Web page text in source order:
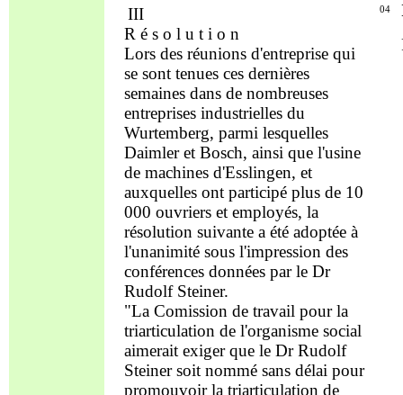
III
R é s o l u t i o n
Lors des réunions d'entreprise qui
se sont tenues ces dernières
semaines dans de nombreuses
entreprises industrielles du
Wurtemberg, parmi lesquelles
Daimler et Bosch, ainsi que l'usine
de machines d'Esslingen, et
auxquelles ont participé plus de 10
000 ouvriers et employés, la
résolution suivante a été adoptée à
l'unanimité sous l'impression des
conférences données par le Dr
Rudolf Steiner.
"La Comission de travail pour la
triarticulation de l'organisme social
aimerait exigerque le Dr Rudolf
Steiner soit nommé sans délai pour
promouvoir la triarticulation de
04